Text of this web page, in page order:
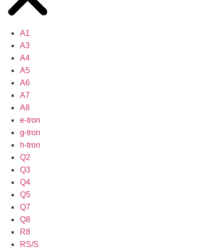
A1
A3
A4
A5
A6
A7
A8
e-tron
g-tron
h-tron
Q2
Q3
Q4
Q5
Q7
Q8
R8
RS/S